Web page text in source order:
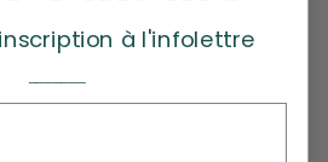
à l'infolettre